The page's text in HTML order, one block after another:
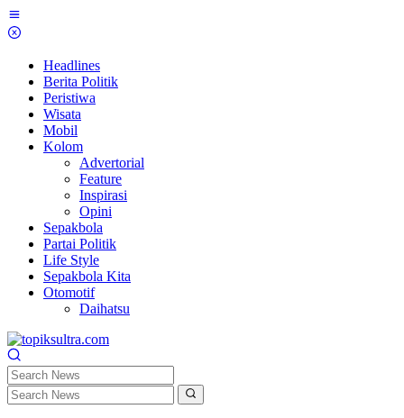
Skip
to
Headlines
Berita Politik
Peristiwa
Wisata
Mobil
Kolom
Advertorial
Feature
Inspirasi
Opini
Sepakbola
Partai Politik
Life Style
Sepakbola Kita
Otomotif
Daihatsu